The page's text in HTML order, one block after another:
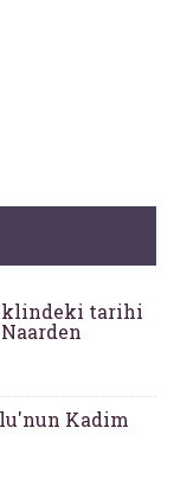
tarihi
Kadim